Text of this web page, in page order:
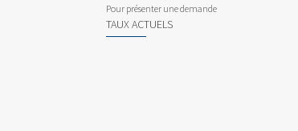
Pour présenter une demande
TAUX ACTUELS